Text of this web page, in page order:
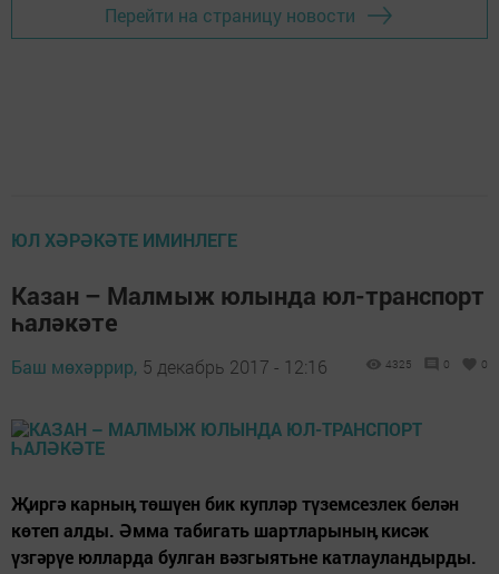
Перейти на страницу новости
ЮЛ ХӘРӘКӘТЕ ИМИНЛЕГЕ
Казан – Малмыж юлында юл-транспорт
һаләкәте
Баш мөхәррир, 5 декабрь 2017 - 12:16 4325 0 0
Җиргә карныӊ төшүен бик купләр түземсезлек белән
көтеп алды. Әмма табигать шартларыныӊ кисәк
үзгәрүе юлларда булган вәзгыятьне катлауландырды.